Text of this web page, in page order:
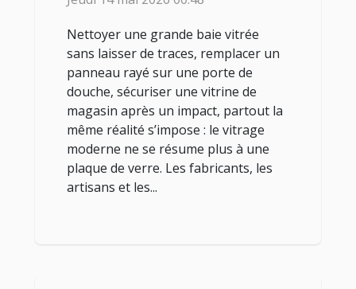
Nettoyer une grande baie vitrée
sans laisser de traces, remplacer un
panneau rayé sur une porte de
douche, sécuriser une vitrine de
magasin après un impact, partout la
même réalité s’impose : le vitrage
moderne ne se résume plus à une
plaque de verre. Les fabricants, les
artisans et les...